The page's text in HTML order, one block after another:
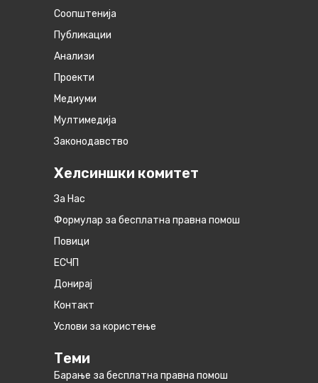
Соопштенија
Публикации
Анализи
Проекти
Медиуми
Мултимедија
Законодавство
Хелсиншки комитет
За Нас
Формулар за бесплатна правна помош
Повици
ЕСЧП
Донирај
Контакт
Услови за користење
Теми
Барање за бесплатна правна помош